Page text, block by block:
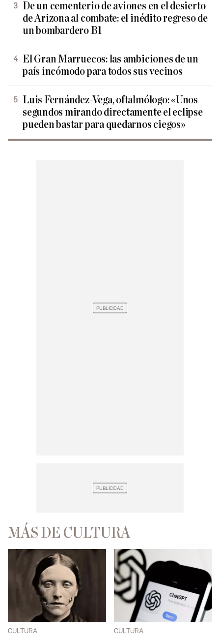
De un cementerio de aviones en el desierto
de Arizona al combate: el inédito regreso de
un bombardero B1
El Gran Marruecos: las ambiciones de un
país incómodo para todos sus vecinos
Luis Fernández-Vega, oftalmólogo: «Unos
segundos mirando directamente el eclipse
pueden bastar para quedarnos ciegos»
MÁS DE CULTURA
CULTURA CULTURA